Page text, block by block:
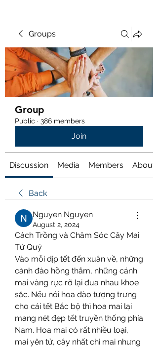
Groups
Group
Public · 386 members
Join
Discussion Media Members About
Back
Nguyen Nguyen
August 2, 2024
Cách Trồng và Chăm Sóc Cây Mai
Tứ Quý
Vào mỗi dịp tết đến xuân về, những
cành đào hồng thắm, những cánh
mai vàng rực rỡ lại đua nhau khoe
sắc. Nếu nói hoa đào tượng trưng
cho cái tết Bắc bộ thì hoa mai lại
mang nét đẹp tết truyền thống phía
Nam. Hoa mai có rất nhiều loại,
mai yên tử, cây nhất chi mai nhưng